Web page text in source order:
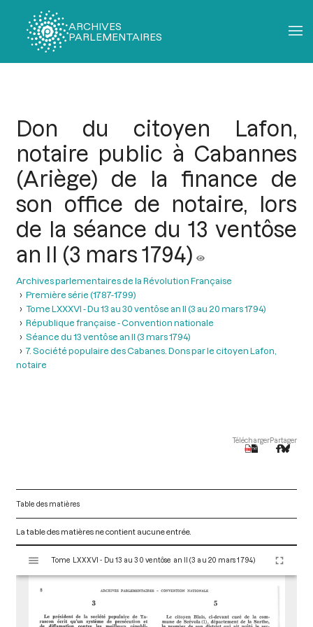
ARCHIVES
PARLEMENTAIRES
Don du citoyen Lafon,
notaire public à Cabannes
(Ariège) de la finance de
son office de notaire, lors
de la séance du 13 ventôse
an II (3 mars 1794)
Archives parlementaires de la Révolution Française
Première série (1787-1799)
Tome LXXXVI - Du 13 au 30 ventôse an II (3 au 20 mars 1794)
République française - Convention nationale
Séance du 13 ventôse an II (3 mars 1794)
7. Société populaire des Cabanes. Dons par le citoyen Lafon,
notaire
TéléchargerPartager
Table des matières
La table des matières ne contient aucune entrée.
s
Tome LXXXVI - Du 13 au 30 ventôse an II (3 au 20 mars 1794)